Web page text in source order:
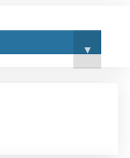
▾